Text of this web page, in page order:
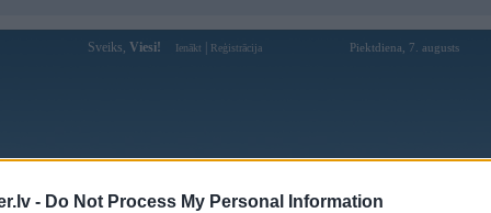
- Do Not Process My Personal Information
Sveiks, Viesi! Ienākt Reģistrācija Piektdiena, 7. augusts
Forums Galerijas Reģistrācija Lietotāji